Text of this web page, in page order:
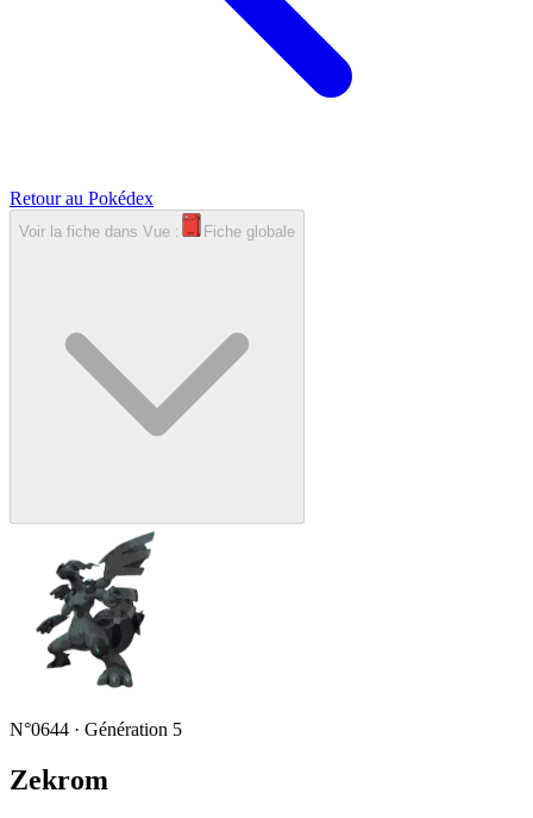
Retour au Pokédex
Voir la fiche dans Vue : Fiche globale
N°0644 · Génération 5
Zekrom